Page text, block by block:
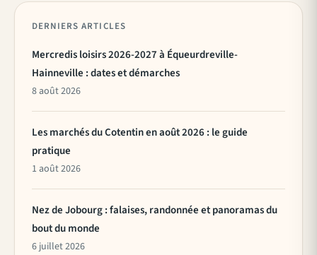
DERNIERS ARTICLES
Mercredis loisirs 2026-2027 à Équeurdreville-
Hainneville : dates et démarches
8 août 2026
Les marchés du Cotentin en août 2026 : le guide
pratique
1 août 2026
Nez de Jobourg : falaises, randonnée et panoramas du
bout du monde
6 juillet 2026